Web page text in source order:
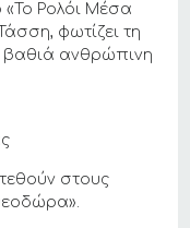
«Το Ρολόι Μέσα
φωτίζει τη
βαθιά ανθρώπινη
στους